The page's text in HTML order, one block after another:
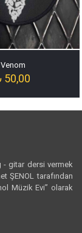
019]
Venom
50,00
- gitar dersi vermek
ŞENOL tarafından
Müzik Evi” olarak